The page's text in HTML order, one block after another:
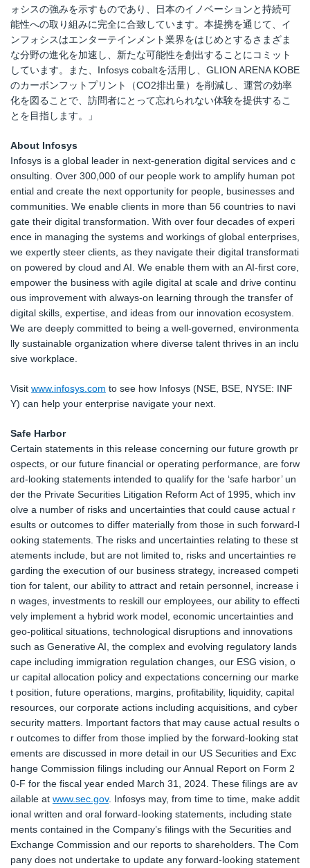
ォシスの強みを示すものであり、日本のイノベーションと持続可
能性への取り組みに完全に合致しています。本提携を通じて、イ
ンフォシスはエンターテインメント業界をはじめとするさまざま
な分野の進化を加速し、新たな可能性を創出することにコミット
しています。また、Infosys cobaltを活用し、GLION ARENA KOBE
のカーボンフットプリント（CO2排出量）を削減し、運営の効率
化を図ることで、訪問者にとって忘れられない体験を提供するこ
とを目指します。」
About Infosys
Infosys is a global leader in next-generation digital services and c
onsulting. Over 300,000 of our people work to amplify human pot
ential and create the next opportunity for people, businesses and
communities. We enable clients in more than 56 countries to navi
gate their digital transformation. With over four decades of experi
ence in managing the systems and workings of global enterprises,
we expertly steer clients, as they navigate their digital transformati
on powered by cloud and AI. We enable them with an AI-first core,
empower the business with agile digital at scale and drive continu
ous improvement with always-on learning through the transfer of
digital skills, expertise, and ideas from our innovation ecosystem.
We are deeply committed to being a well-governed, environmenta
lly sustainable organization where diverse talent thrives in an inclu
sive workplace.
Visit www.infosys.com to see how Infosys (NSE, BSE, NYSE: INF
Y) can help your enterprise navigate your next.
Safe Harbor
Certain statements in this release concerning our future growth pr
ospects, or our future financial or operating performance, are forw
ard-looking statements intended to qualify for the ‘safe harbor’ un
der the Private Securities Litigation Reform Act of 1995, which inv
olve a number of risks and uncertainties that could cause actual r
esults or outcomes to differ materially from those in such forward-l
ooking statements. The risks and uncertainties relating to these st
atements include, but are not limited to, risks and uncertainties re
garding the execution of our business strategy, increased competi
tion for talent, our ability to attract and retain personnel, increase i
n wages, investments to reskill our employees, our ability to effecti
vely implement a hybrid work model, economic uncertainties and
geo-political situations, technological disruptions and innovations
such as Generative AI, the complex and evolving regulatory lands
cape including immigration regulation changes, our ESG vision, o
ur capital allocation policy and expectations concerning our marke
t position, future operations, margins, profitability, liquidity, capital
resources, our corporate actions including acquisitions, and cyber
security matters. Important factors that may cause actual results o
r outcomes to differ from those implied by the forward-looking stat
ements are discussed in more detail in our US Securities and Exc
hange Commission filings including our Annual Report on Form 2
0-F for the fiscal year ended March 31, 2024. These filings are av
ailable at www.sec.gov. Infosys may, from time to time, make addit
ional written and oral forward-looking statements, including state
ments contained in the Company’s filings with the Securities and
Exchange Commission and our reports to shareholders. The Com
pany does not undertake to update any forward-looking statement